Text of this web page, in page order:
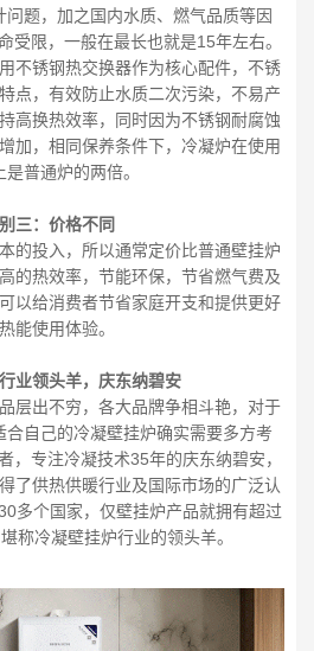
题，加之国内水质、燃气品质等因
受限，一般在最长也就是15年左右。
不锈钢热交换器作为核心配件，不锈
点，有效防止水质二次污染，不易产
高换热效率，同时因为不锈钢耐腐蚀
加，相同保养条件下，冷凝炉在使用
是普通炉的两倍。
三：价格不同
的投入，所以通常定价比普通壁挂炉
的热效率，节能环保，节省燃气费及
以给消费者节省家庭开支和提供更好
能使用体验。
业领头羊，庆东纳碧安
层出不穷，各大品牌争相斗艳，对于
自己的冷凝壁挂炉确实需要多方考
，专注冷凝技术35年的庆东纳碧安，
了供热供暖行业及国际市场的广泛认
多个国家，仅壁挂炉产品就拥有超过
称冷凝壁挂炉行业的领头羊。